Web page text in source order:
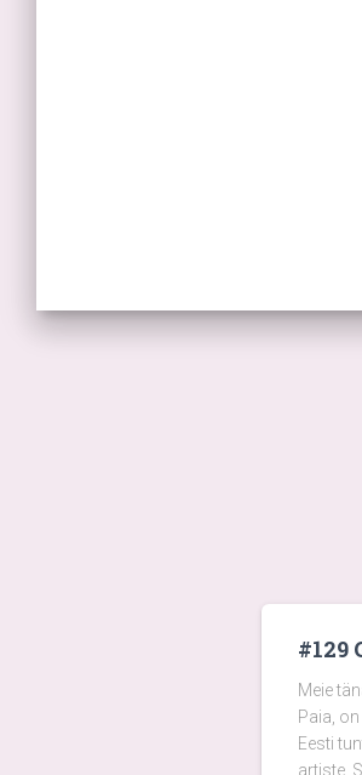
#129
Meie
Paia,
Eesti
artiste.